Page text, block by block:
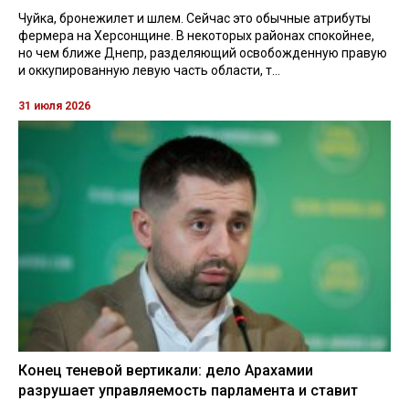
Чуйка, бронежилет и шлем. Сейчас это обычные атрибуты
фермера на Херсонщине. В некоторых районах спокойнее,
но чем ближе Днепр, разделяющий освобожденную правую
и оккупированную левую часть области, т...
31 июля 2026
Конец теневой вертикали: дело Арахамии
разрушает управляемость парламента и ставит